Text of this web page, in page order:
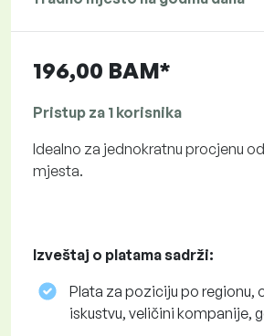
196,00 BAM*
Pristup za 1 korisnika
Idealno za jednokratnu procjenu
mjesta.
Izveštaj o platama sadrži:
Plata za poziciju po regionu,
iskustvu, veličini kompanije,